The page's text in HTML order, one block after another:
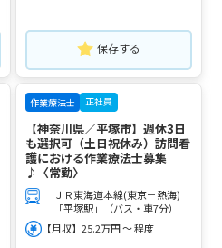
保存する
作業療法士 正社員
【神奈川県／平塚市】週休3日
も選択可（土日祝休み）訪問看
護における作業療法士募集
♪〈常勤〉
ＪＲ東海道本線(東京－熱海)
「平塚駅」（バス・車7分）
【月収】25.2万円 ～ 程度